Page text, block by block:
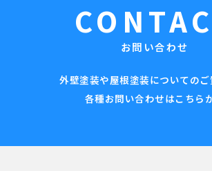
お問い合わせ
外壁塗装や屋根塗装についての
各種お問い合わせはこちら